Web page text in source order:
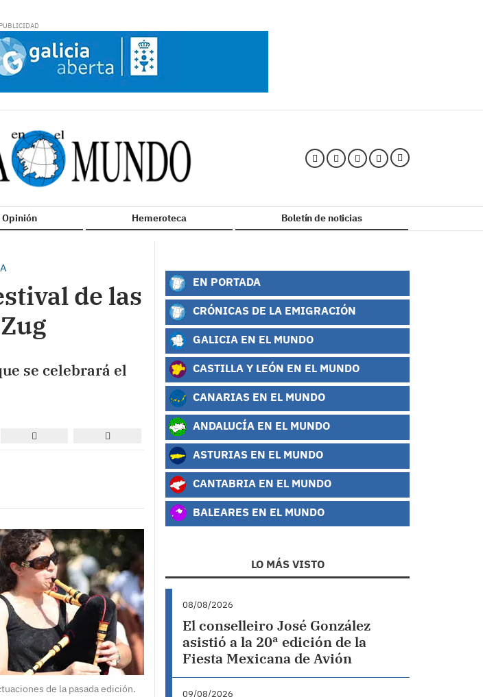
Opinión Hemeroteca Boletín de noticias
de las
se celebrará el
de la pasada edición.
EN PORTADA
CRÓNICAS DE LA EMIGRACIÓN
GALICIA EN EL MUNDO
CASTILLA Y LEÓN EN EL MUNDO
CANARIAS EN EL MUNDO
ANDALUCÍA EN EL MUNDO
ASTURIAS EN EL MUNDO
CANTABRIA EN EL MUNDO
BALEARES EN EL MUNDO
LO MÁS VISTO
08/08/2026
El conselleiro José González
asistió a la 20ª edición de la
Fiesta Mexicana de Avión
09/08/2026